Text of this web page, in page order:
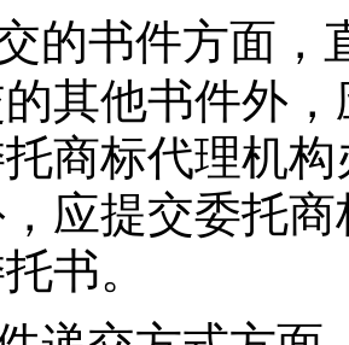
的书件方面，
其他书件外
商标代理机
应提交委托
书。